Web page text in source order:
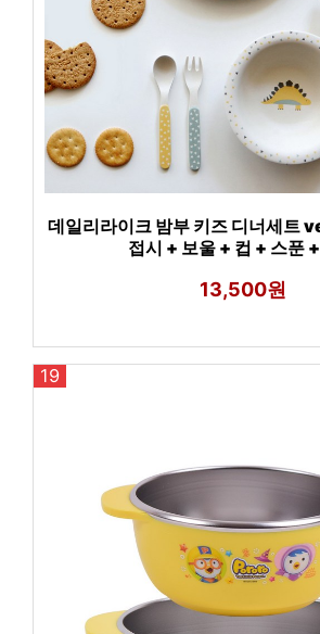
데일리라이크 밤부 키즈 디너세트
접시 + 보울 + 컵 + 스푼
13,500원
19